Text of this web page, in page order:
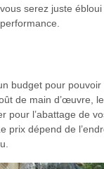
vous serez juste
performance.
budget pour
de main d’œuvre,
l’abattage de
prix dépend de